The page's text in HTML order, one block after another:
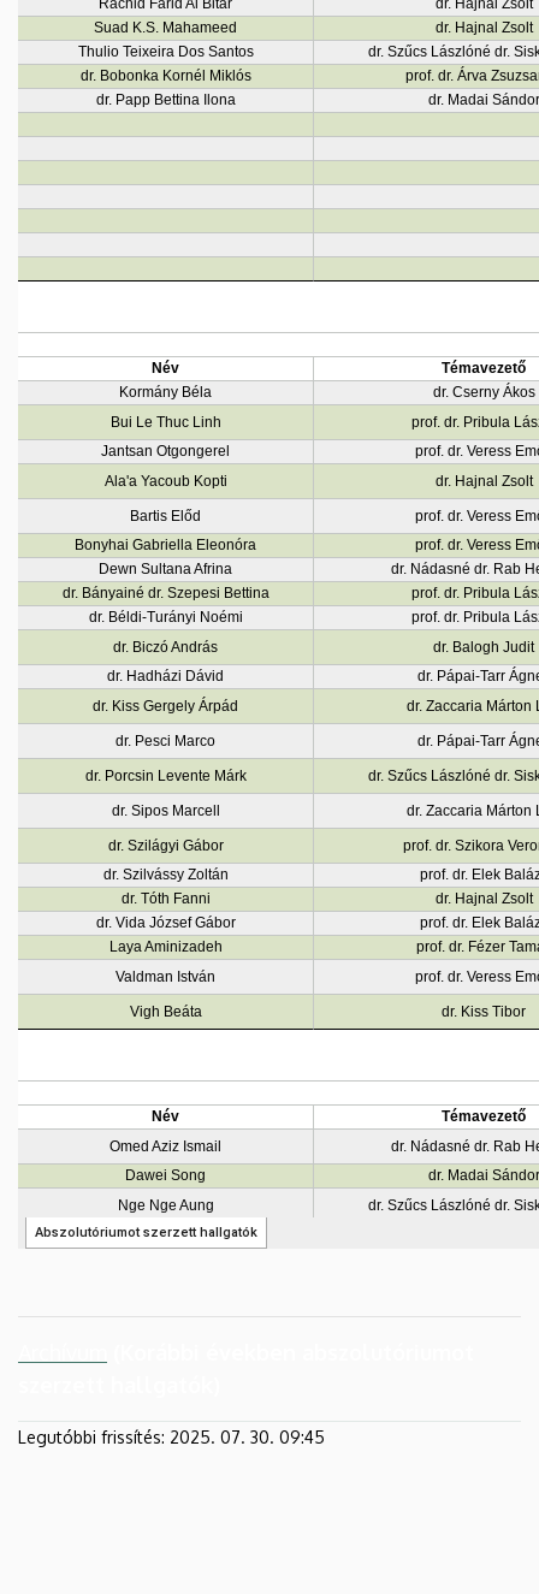
Legutóbbi frissítés: 2025. 07. 30. 09:45